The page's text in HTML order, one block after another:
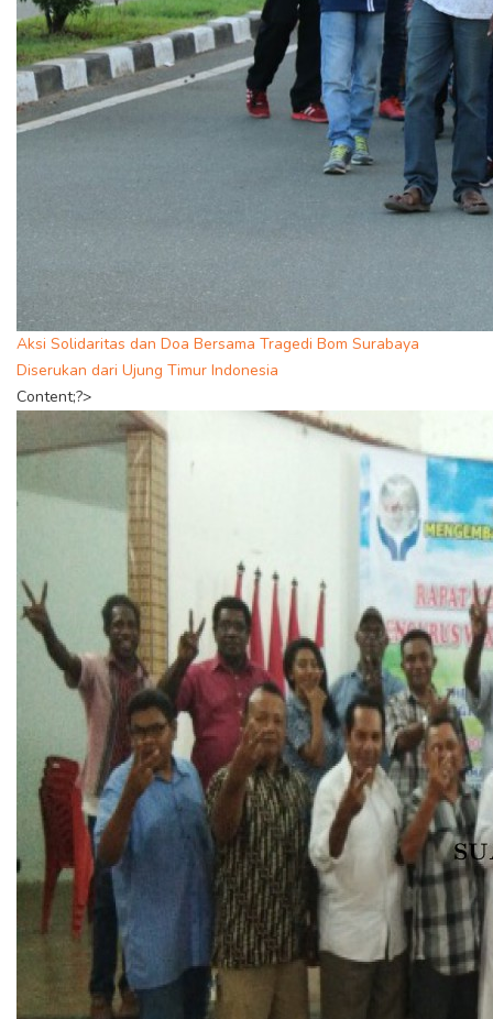
Aksi Solidaritas dan Doa Bersama Tragedi Bom Surabaya
Diserukan dari Ujung Timur Indonesia
Content;?>